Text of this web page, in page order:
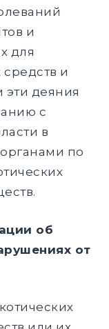
и
для
и
эти деяния
с
в
по
об
от